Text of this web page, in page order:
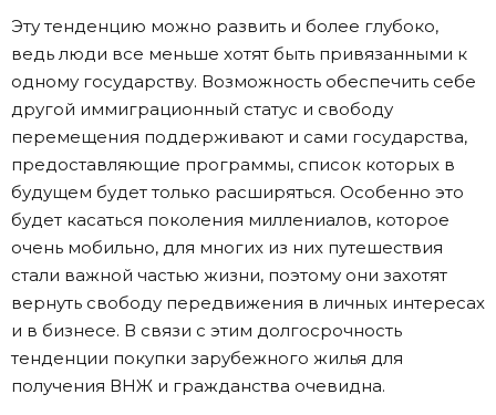
Эту тенденцию можно развить и более глубоко,
ведь люди все меньше хотят быть привязанными к
одному государству. Возможность обеспечить себе
другой иммиграционный статус и свободу
перемещения поддерживают и сами государства,
предоставляющие программы, список которых в
будущем будет только расширяться. Особенно это
будет касаться поколения миллениалов, которое
очень мобильно, для многих из них путешествия
стали важной частью жизни, поэтому они захотят
вернуть свободу передвижения в личных интересах
и в бизнесе. В связи с этим долгосрочность
тенденции покупки зарубежного жилья для
получения ВНЖ и гражданства очевидна.